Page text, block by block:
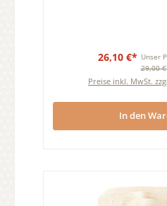
26,10 €* Unser
29,00
Preise inkl. MwSt.
In den